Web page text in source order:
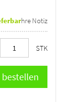
Ihre Notiz
STK